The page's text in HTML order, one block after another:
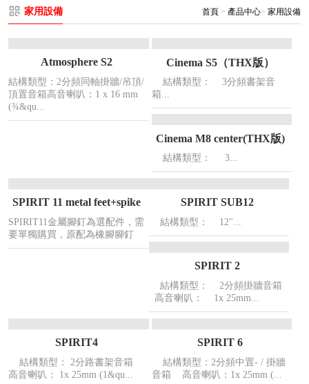
家用設備 首頁 > 產品中心> 家用設備
Atmosphere S2
結構類型：2分頻同軸掛牆/吊頂/
頂置音箱高音喇叭：1 x 16 mm
(¾&qu...
Cinema S5（THX版）
結構類型： 3分頻書架音
箱...
Cinema M8 center(THX版)
結構類型： 3...
SPIRIT 11 metal feet+spike
SPIRIT11金屬腳釘為選配件，需
要單獨購買，原配為橡腳腳釘
SPIRIT SUB12
結構類型： 12"...
SPIRIT 2
結構類型： 2分頻掛牆音箱
高音喇叭： 1x 25mm...
SPIRIT4
結構類型： 2分路書架音箱
高音喇叭： 1x 25mm (1&qu...
SPIRIT 6
結構類型：2分頻中置- / 掛牆
音箱 高音喇叭：1x 25mm (...